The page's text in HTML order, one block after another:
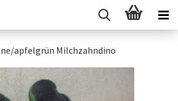
apfelgrün Milchzahndino